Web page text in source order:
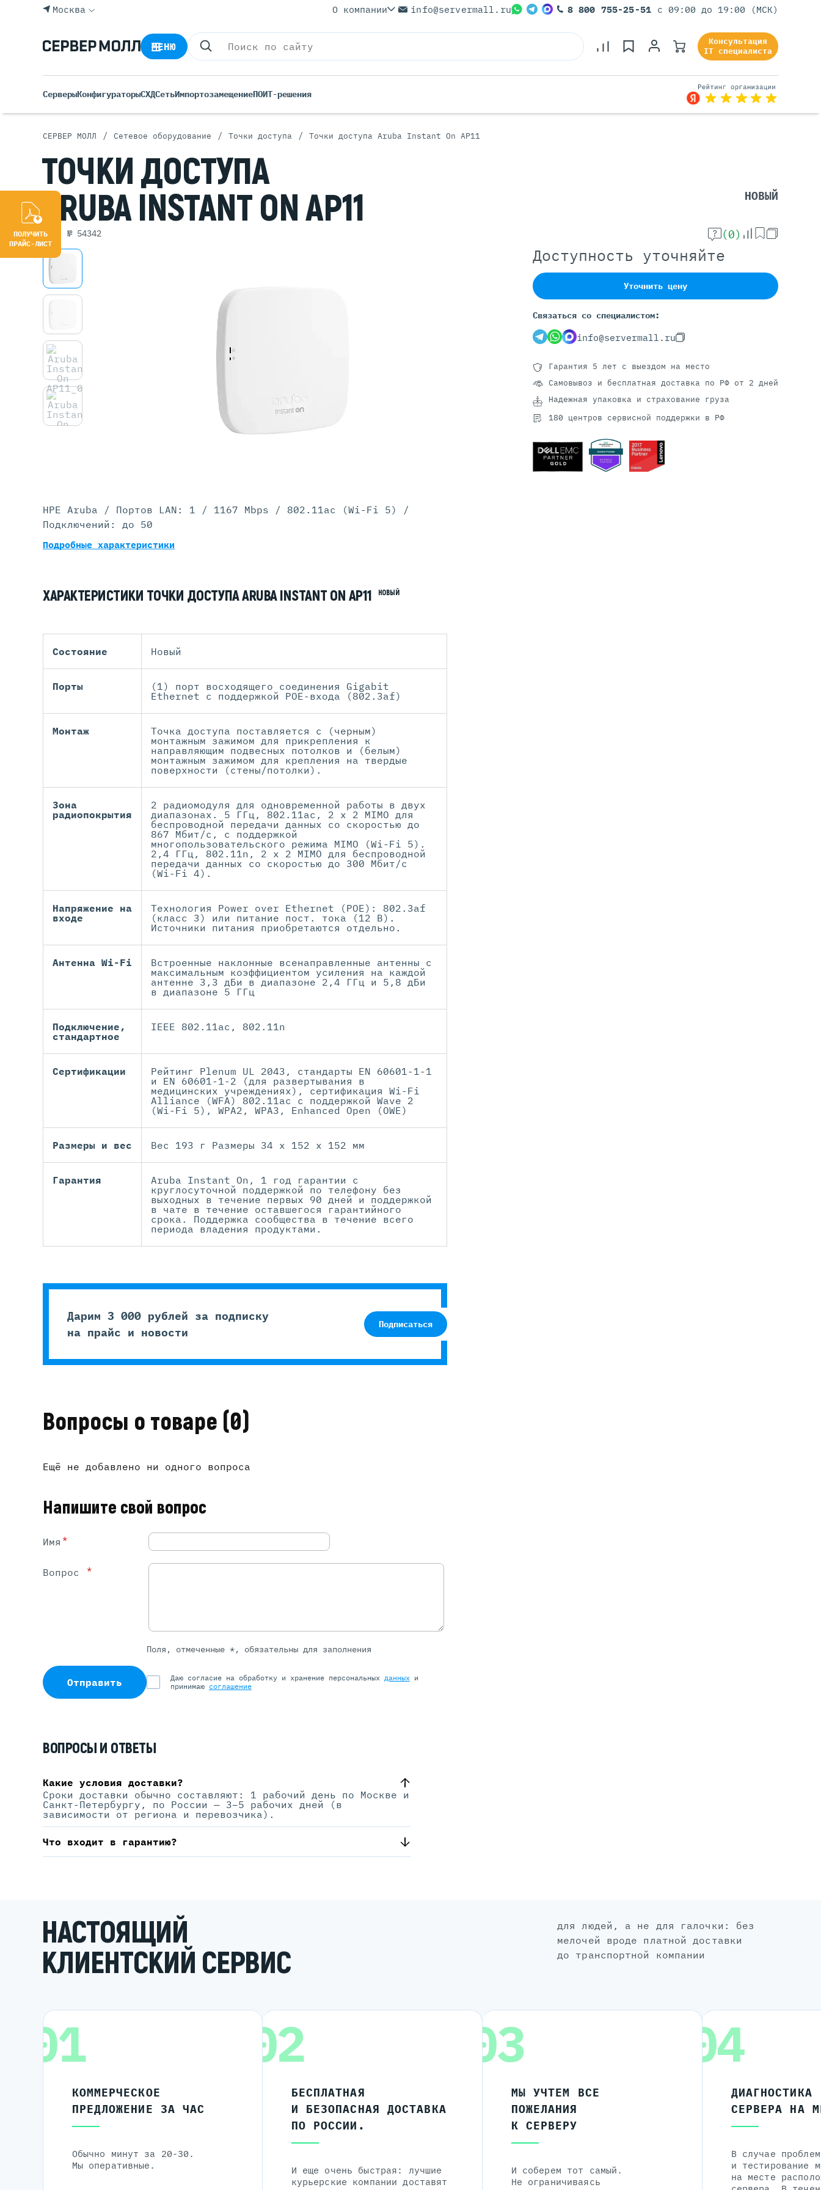
Rack Серверы
Tower Серверы
Российские Серверы
Б/У Серверы (Refurbished)
Серверы Huawei Atlas
Серверы С GPU
С GPU NVIDIA
С GPU Huawei Ascend
С 2 GPU
С 4 GPU
Москва О компании info@servermall.ru 8 800 755-25-51 с 09:00 до 19:00 (МСК)
МЕНЮ
Консультация
IT специалиста
СерверыКонфигураторыСХДСетьИмпортозамещениеПОИТ-решения
СЕРВЕР МОЛЛ / Сетевое оборудование / Точки доступа / Точки доступа Aruba Instant On AP11
ТОЧКИДОСТУПА
ARUBA INSTANTON AP11
арт. № 54342
НОВЫЙ
(0)
Доступность уточняйте
Уточнить цену
Связаться со специалистом:
info@servermall.ru
Гарантия 5 лет с выездом на место
Самовывоз и бесплатная доставка по РФ от 2 дней
Надежная упаковка и страхование груза
180 центров сервисной поддержки в РФ
HPE Aruba / Портов LAN: 1 / 1167 Mbps / 802.11ac (Wi-Fi 5) /
Подключений: до 50
Подробные характеристики
ХАРАКТЕРИСТИКИ ТОЧКИ ДОСТУПА ARUBA INSTANT ON AP11 НОВЫЙ
Состояние Новый
Порты
(1) порт восходящего соединения Gigabit
Ethernet с поддержкой POE-входа (802.3af)
Монтаж
Точка доступа поставляется с (черным)
монтажным зажимом для прикрепления к
направляющим подвесных потолков и (белым)
монтажным зажимом для крепления на твердые
поверхности (стены/потолки).
Зона
радиопокрытия
2 радиомодуля для одновременной работы в двух
диапазонах. 5 ГГц, 802.11ac, 2 x 2 MIMO для
беспроводной передачи данных со скоростью до
867 Мбит/с, с поддержкой
многопользовательского режима MIMO (Wi-Fi 5).
2,4 ГГц, 802.11n, 2 x 2 MIMO для беспроводной
передачи данных со скоростью до 300 Мбит/с
(Wi-Fi 4).
Напряжение на
входе
Технология Power over Ethernet (POE): 802.3af
(класс 3) или питание пост. тока (12 В).
Источники питания приобретаются отдельно.
Антенна Wi-Fi
Встроенные наклонные всенаправленные антенны с
максимальным коэффициентом усиления на каждой
антенне 3,3 дБи в диапазоне 2,4 ГГц и 5,8 дБи
в диапазоне 5 ГГц
Подключение,
стандартное
IEEE 802.11ac, 802.11n
Сертификации
Рейтинг Plenum UL 2043, стандарты EN 60601-1-1
и EN 60601-1-2 (для развертывания в
медицинских учреждениях), сертификация Wi-Fi
Alliance (WFA) 802.11ac с поддержкой Wave 2
(Wi-Fi 5), WPA2, WPA3, Enhanced Open (OWE)
Размеры и вес Вес 193 г Размеры 34 x 152 x 152 мм
Гарантия
Aruba Instant On, 1 год гарантии с
круглосуточной поддержкой по телефону без
выходных в течение первых 90 дней и поддержкой
в чате в течение оставшегося гарантийного
срока. Поддержка сообщества в течение всего
периода владения продуктами.
Дарим 3 000 рублей за подписку
на прайс и новости
Подписаться
Вопросы о товаре (0)
Ещё не добавлено ни одного вопроса
Напишите свой вопрос
Имя *
Вопрос *
Поля, отмеченные *, обязательны для заполнения
Отправить Даю согласие на обработку и хранение персональных данных и
принимаю соглашение
ВОПРОСЫ И ОТВЕТЫ
Какие условия доставки?
Сроки доставки обычно составляют: 1 рабочий день по Москве и
Санкт-Петербургу, по России — 3–5 рабочих дней (в
зависимости от региона и перевозчика).
Что входит в гарантию?
НАСТОЯЩИЙ
КЛИЕНТСКИЙ СЕРВИС
для людей, а не для галочки: без
мелочей вроде платной доставки
до транспортной компании
01
КОММЕРЧЕСКОЕ
ПРЕДЛОЖЕНИЕ ЗА ЧАС
Обычно минут за 20-30.
Мы оперативные.
02
БЕСПЛАТНАЯ
И БЕЗОПАСНАЯ ДОСТАВКА
ПО РОССИИ.
И еще очень быстрая: лучшие
курьерские компании доставят
03
МЫ УЧТЕМ ВСЕ
ПОЖЕЛАНИЯ
К СЕРВЕРУ
И соберем тот самый.
Не ограничиваясь
04
ДИАГНОСТИКА
СЕРВЕРА НА
В случае
и тестирование
на месте
ПОЛУЧИТЬ
ПРАЙС-ЛИСТ